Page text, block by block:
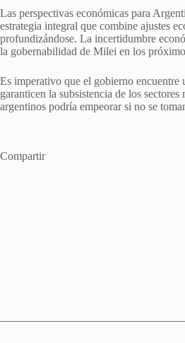
Las perspectivas económicas para
estrategia integral que combine ajustes
profundizándose. La incertidumbre
la gobernabilidad de Milei en los
Es imperativo que el gobierno
garanticen la subsistencia de los
argentinos podría empeorar si no se
Compartir